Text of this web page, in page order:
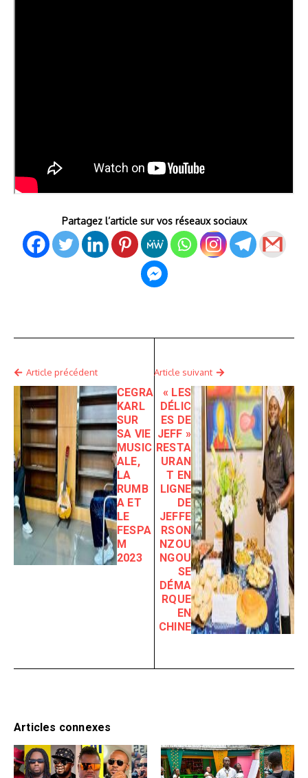
Partagez l’article sur vos réseaux sociaux
Article précédent
CEGRA
KARL
SUR
SA VIE
MUSIC
ALE,
LA
RUMB
A ET
LE
FESPA
M
2023
Article suivant
« LES
DÉLIC
ES DE
JEFF »
RESTA
URAN
T EN
LIGNE
DE
JEFFE
RSON
NZOU
NGOU
SE
DÉMA
RQUE
EN
CHINE
Articles connexes